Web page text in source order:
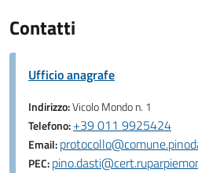
Contatti
Ufficio anagrafe
Indirizzo:Vicolo Mondo n. 1
Telefono:+39 011 9925424
Email:
PEC: